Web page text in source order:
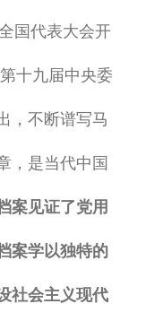
国代表大会开
十九届中央委
，不断谱写马
，是当代中国
案见证了党用
案学以独特的
社会主义现代